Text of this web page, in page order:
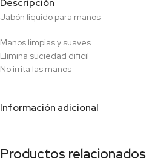
Descripción
Jabón liquido para manos
Manos limpias y suaves
Elimina suciedad dificil
No irrita las manos
Información adicional
Productos relacionados